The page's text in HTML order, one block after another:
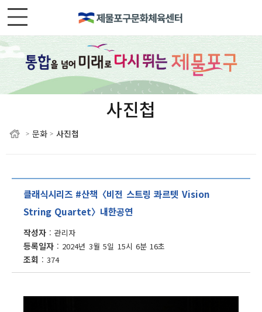
사진첩
> 문화 > 사진첩
클래식시리즈 #산책〈비전 스트링 콰르텟 Vision
String Quartet〉내한공연
작성자 관리자
등록일자 2024년 3월 5일 15시 6분 16초
조회 374